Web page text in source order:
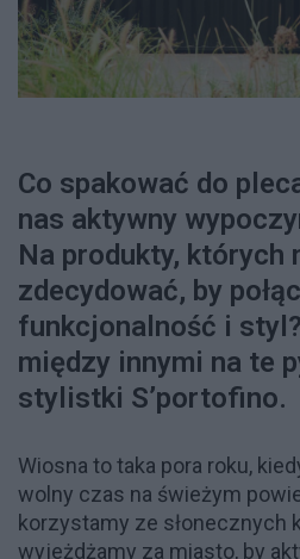
Co spakować do
nas aktywny
Na produkty, których
zdecydować, by
funkcjonalność i
między innymi na te
stylistki S’portofino.
Wiosna to taka pora roku,
wolny czas na świeżym
korzystamy ze słonecznych
wyjeżdżamy za miasto, by